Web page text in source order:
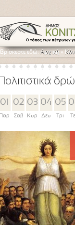
Βρίσκεστε εδώ:Αρχική »
Πολιτιστικά
01
Παρ
02
Σαβ
03
Κυρ
04
Δευ
05
Τρι